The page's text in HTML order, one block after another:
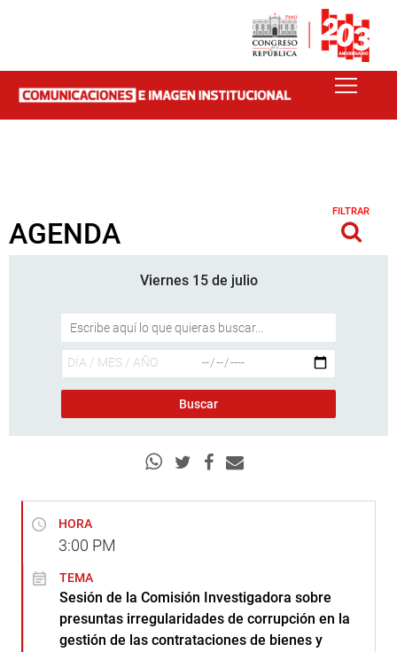
AGENDA
FILTRAR
Viernes 15 de julio
HORA
3:00 PM
TEMA
Sesión de la Comisión Investigadora sobre
presuntas irregularidades de corrupción en la
gestión de las contrataciones de bienes y